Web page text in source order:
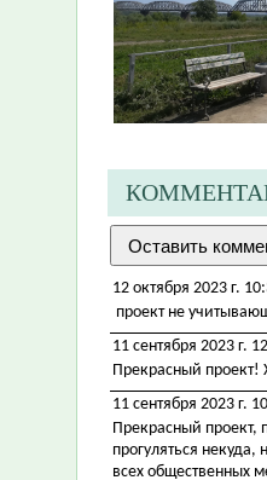
12 октября 2023 г.
проект не
11 сентября 2023 г.
Прекрасный проект!
11 сентября 2023 г.
Прекрасный проект,
прогуляться
всех общественных